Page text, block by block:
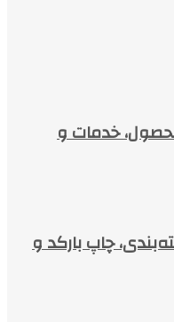
خدمات و
چاپ بارکد و